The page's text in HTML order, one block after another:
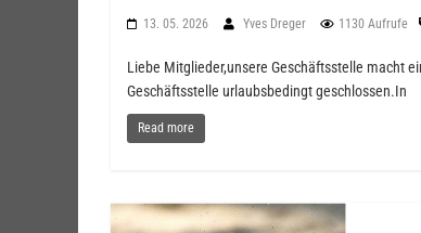
13. 05. 2026 Yves Dreger 1130 Aufrufe
Liebe Mitglieder,unsere Geschäftsstelle macht
Geschäftsstelle urlaubsbedingt geschlossen.In
Read more